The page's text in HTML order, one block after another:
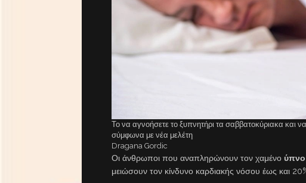
Το να αγνοήσετε το ξυπνητήρι τα σαββατοκύριακα και
σύμφωνα με νέα μελέτη
Dragana Gordic
Οι άνθρωποι που αναπληρώνουν τον χαμένο ύπνο
μειώσουν τον κίνδυνο καρδιακής νόσου έως και